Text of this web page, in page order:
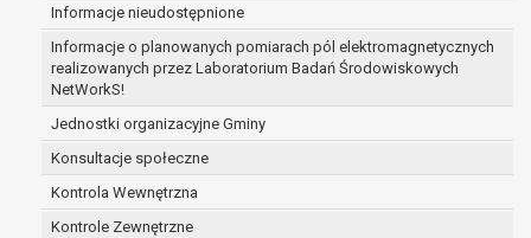
Informacje nieudostępnione
Informacje o planowanych pomiarach pól elektromagnetycznych
realizowanych przez Laboratorium Badań Środowiskowych
NetWorkS!
Jednostki organizacyjne Gminy
Konsultacje społeczne
Kontrola Wewnętrzna
Kontrole Zewnętrzne
zabezpieczenia ewentualnych roszczeń, a w
przypadku wyrażenia zgody na przetwarzanie
danych po zakończeniu i rozliczeniu umowy, do
czasu wycofania tej zgody.
Ponadto w przypadku umów o dofinansowanie
dane osobowe od momentu pozyskania
przechowywane są przez okres wynikający z
umowy o dofinansowanie zawartej między
beneficjentem a określoną instytucją, trwałości